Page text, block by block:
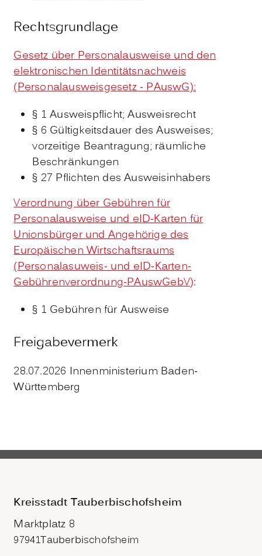
Rechtsgrundlage
Gesetz über Personalausweise und den
elektronischen Identitätsnachweis
(Personalausweisgesetz - PAuswG):
§ 1 Ausweispflicht; Ausweisrecht
§ 6 Gültigkeitsdauer des Ausweises;
vorzeitige Beantragung; räumliche
Beschränkungen
§ 27 Pflichten des Ausweisinhabers
Verordnung über Gebühren für
Personalausweise und eID-Karten für
Unionsbürger und Angehörige des
Europäischen Wirtschaftsraums
(Personalasuweis- und eID-Karten-
Gebührenverordnung-PAuswGebV):
§ 1 Gebühren für Ausweise
Freigabevermerk
28.07.2026 Innenministerium Baden-
Württemberg
Kreisstadt Tauberbischofsheim
Marktplatz 8
97941Tauberbischofsheim